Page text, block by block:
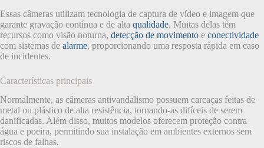
Essas câmeras utilizam tecnologia de captura de vídeo e imagem que
garante gravação contínua e de alta qualidade. Muitas delas têm
recursos como visão noturna, detecção de movimento e conectividade
com sistemas de alarme, proporcionando uma resposta rápida em caso
de incidentes.
Características principais
Normalmente, as câmeras antivandalismo possuem carcaças feitas de
metal ou plástico de alta resistência, tornando-as difíceis de serem
danificadas. Além disso, muitos modelos oferecem proteção contra
água e poeira, permitindo sua instalação em ambientes externos sem
riscos de falhas.